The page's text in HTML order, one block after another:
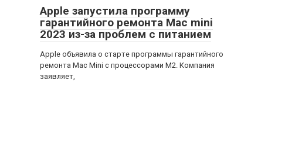
Apple запустила программу
гарантийного ремонта Mac mini
2023 из-за проблем с питанием
Apple объявила о старте программы гарантийного
ремонта Mac Mini с процессорами M2. Компания
заявляет,